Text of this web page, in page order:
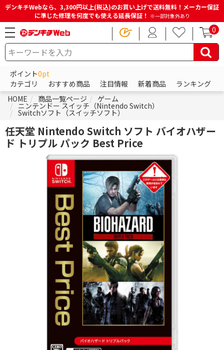
デンキチWebなら、3,300円以上(税込)のお買い上げで送料無料！メーカー保証
に準じた修理を何度でも使える延長保証！ ※一部対象外あり
0
ポイント0pt
カテゴリ
おすすめ商品 注目情報 新着商品
ランキング
HOME
商品一覧ページ ゲーム
ニンテンドー スイッチ（Nintendo Switch）
Switchソフト（スイッチソフト）
任天堂 Nintendo Switch ソフト バイオハザー
ド トリプル パック Best Price